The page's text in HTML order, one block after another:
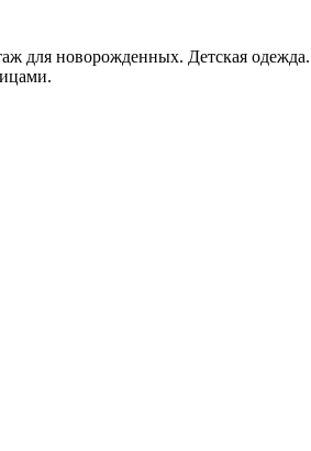
для новорожденных. Детская одежда.